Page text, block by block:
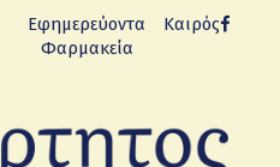
Εφημερεύοντα
Φαρμακεία
Καιρός